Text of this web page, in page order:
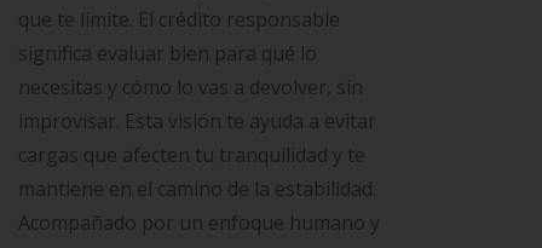
que te limite. El crédito responsable
significa evaluar bien para qué lo
necesitas y cómo lo vas a devolver, sin
improvisar. Esta visión te ayuda a evitar
cargas que afecten tu tranquilidad y te
mantiene en el camino de la estabilidad.
Acompañado por un enfoque humano y